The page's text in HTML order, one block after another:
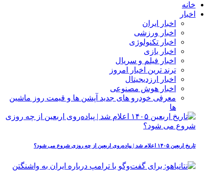
خانه
اخبار
اخبار ایران
اخبار ورزشی
اخبار تکنولوژی
اخبار بازی
اخبار فیلم و سریال
ترند ترین اخبار امروز
اخبار ارزدیجیتال
اخبار هوش مصنوعی
معرفی خودرو های جدید آپشن‌ ها و قیمت روز ماشین‌
ها
تاریخ اربعین ۱۴۰۵ اعلام شد | پیاده‌روی اربعین از چه روزی شروع می‌ شود؟